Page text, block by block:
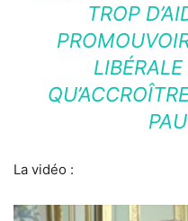
TROP
La vidéo :